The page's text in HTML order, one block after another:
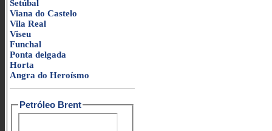
Setúbal
Viana do Castelo
Vila Real
Viseu
Funchal
Ponta delgada
Horta
Angra do Heroísmo
Petróleo Brent